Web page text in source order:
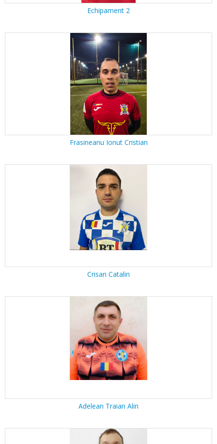
Echipament 2
Frasineanu Ionut Cristian
Crisan Catalin
Adelean Traian Alin